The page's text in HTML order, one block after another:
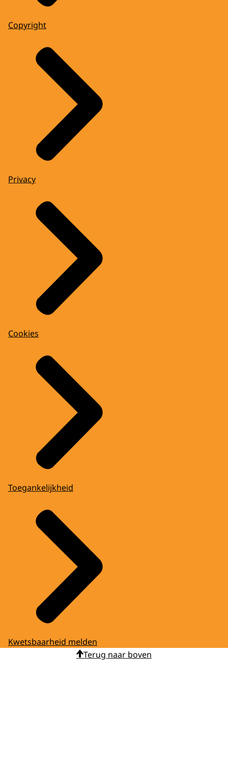
Copyright
Privacy
Cookies
Toegankelijkheid
Kwetsbaarheid melden
Terug naar boven